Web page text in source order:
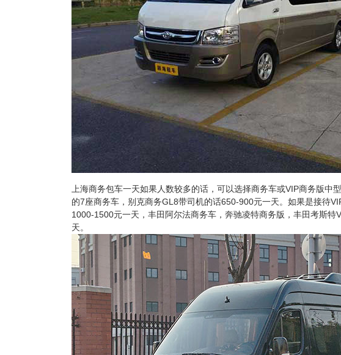
上海商务包车一天如果人数较多的话，可以选择商务车或VIP商务版中
的7座商务车，别克商务GL8带司机的话650-900元一天。如果是接待
1000-1500元一天，丰田阿尔法商务车，奔驰凌特商务版，丰田考斯
天。